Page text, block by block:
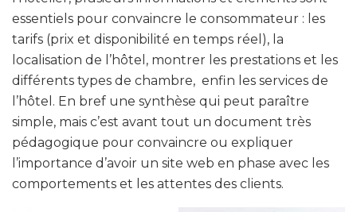
essentiels pour convaincre le consommateur : les
tarifs (prix et disponibilité en temps réel), la
localisation de l’hôtel, montrer les prestations et les
différents types de chambre, enfin les services de
l’hôtel. En bref une synthèse qui peut paraître
simple, mais c’est avant tout un document très
pédagogique pour convaincre ou expliquer
l’importance d’avoir un site web en phase avec les
comportements et les attentes des clients.